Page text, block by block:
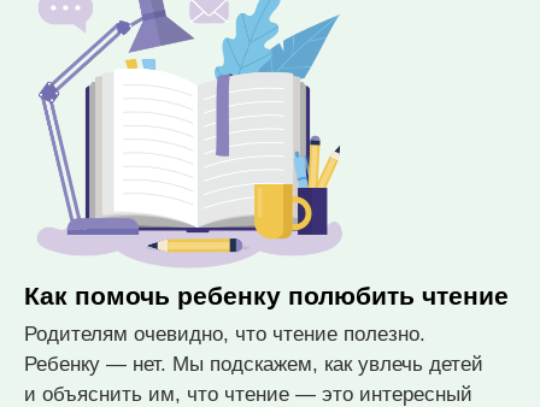
Как помочь ребенку полюбить чтение
Родителям очевидно, что чтение полезно.
Ребенку — нет. Мы подскажем, как увлечь детей
и объяснить им, что чтение — это интересный